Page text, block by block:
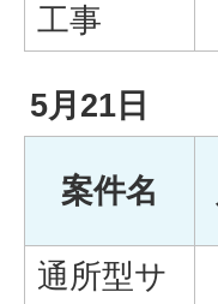
工事
5月21日
案件名
通所型サ